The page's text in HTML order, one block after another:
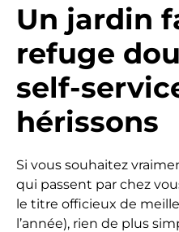
Un jardin
refuge
self-
hérissons
Si vous souhaitez
qui passent par chez
le titre officieux de
l’année), rien de plus